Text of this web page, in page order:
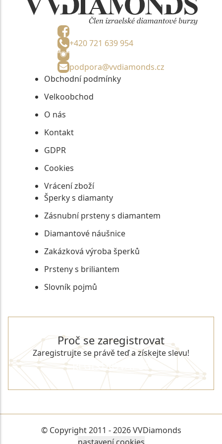
+420 721 639 954
podpora@vvdiamonds.cz
Obchodní podmínky
Velkoobchod
O nás
Kontakt
GDPR
Cookies
Vrácení zboží
Šperky s diamanty
Zásnubní prsteny s diamantem
Diamantové náušnice
Zakázková výroba šperků
Prsteny s briliantem
Slovník pojmů
Proč se zaregistrovat
Zaregistrujte se právě teď a získejte slevu!
REGISTROVAT SE
© Copyright 2011 - 2026 VVDiamonds